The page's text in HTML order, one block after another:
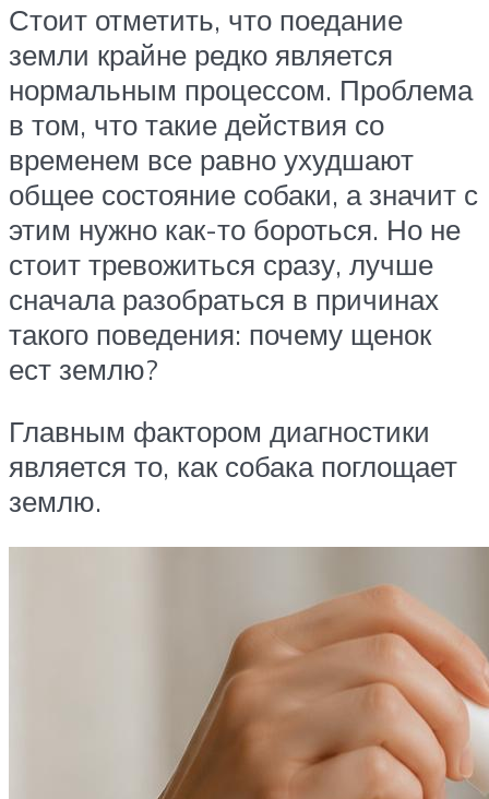
Стоит отметить, что поедание
земли крайне редко является
нормальным процессом. Проблема
в том, что такие действия со
временем все равно ухудшают
общее состояние собаки, а значит с
этим нужно как-то бороться. Но не
стоит тревожиться сразу, лучше
сначала разобраться в причинах
такого поведения: почему щенок
ест землю?
Главным фактором диагностики
является то, как собака поглощает
землю.